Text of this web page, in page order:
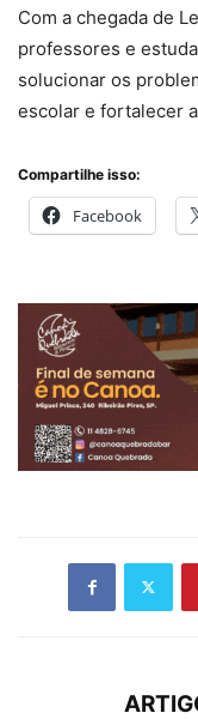
Com a chegada de
professores e
solucionar os
escolar e fortalecer
Compartilhe isso:
Facebook